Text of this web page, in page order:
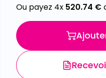
Ou payez 4x 520.74 €